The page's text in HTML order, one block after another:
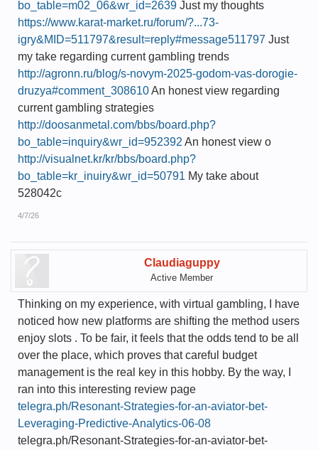
bo_table=m02_06&wr_id=2639 Just my thoughts
https://www.karat-market.ru/forum/?...73-
igry&MID=511797&result=reply#message511797 Just
my take regarding current gambling trends
http://agronn.ru/blog/s-novym-2025-godom-vas-dorogie-
druzya#comment_308610An honest view regarding
current gambling strategies
http://doosanmetal.com/bbs/board.php?
bo_table=inquiry&wr_id=952392 An honest view o
http://visualnet.kr/kr/bbs/board.php?
bo_table=kr_inuiry&wr_id=50791 My take about
528042c
4/7/26
Claudiaguppy
Active Member
Thinking on my experience, with virtual gambling, I have
noticed how new platforms are shifting the method users
enjoy slots . To be fair, it feels that the odds tend to be all
over the place, which proves that careful budget
management is the real key in this hobby. By the way, I
ran into this interesting review page
telegra.ph/Resonant-Strategies-for-an-aviator-bet-
Leveraging-Predictive-Analytics-06-08
telegra.ph/Resonant-Strategies-for-an-aviator-bet-